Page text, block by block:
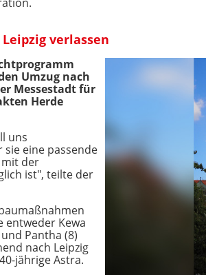
verlassen
Umzug nach
Messestadt für
Herde
uns
eine passende
mit der
ist", teilte der
entweder Kewa
Pantha (8)
nach Leipzig
jährige Astra.